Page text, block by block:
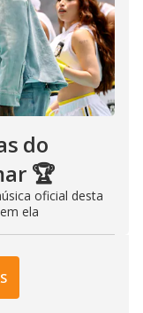
do
🏆
oficial desta
ela